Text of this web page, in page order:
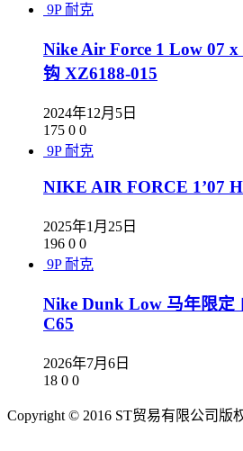
9P 耐克
Nike Air Force 1 Low 07 x
钩 XZ6188-015
2024年12月5日
175 0 0
9P 耐克
NIKE AIR FORCE 1’07
2025年1月25日
196 0 0
9P 耐克
Nike Dunk Low 马年限定
C65
2026年7月6日
18 0 0
Copyright © 2016 ST贸易有限公司版